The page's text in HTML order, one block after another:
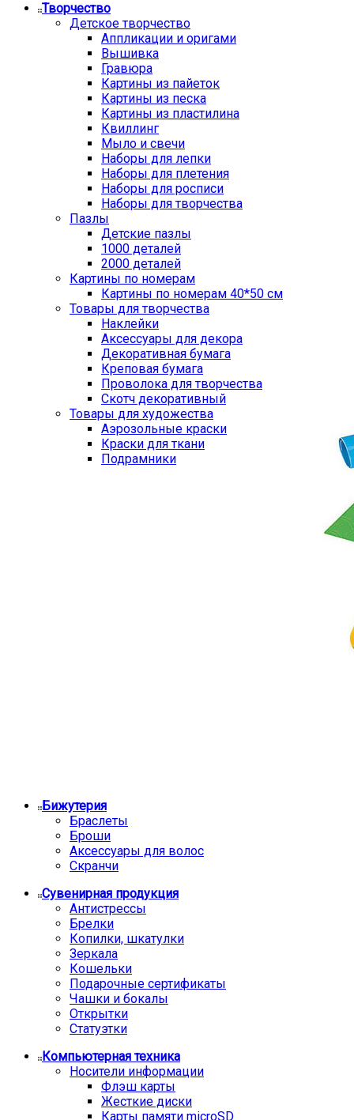
Творчество
Детское творчество
Аппликации и оригами
Вышивка
Гравюра
Картины из пайеток
Картины из песка
Картины из пластилина
Квиллинг
Мыло и свечи
Наборы для лепки
Наборы для плетения
Наборы для росписи
Наборы для творчества
Пазлы
Детские пазлы
1000 деталей
2000 деталей
Картины по номерам
Картины по номерам 40*50 см
Товары для творчества
Наклейки
Аксессуары для декора
Декоративная бумага
Креповая бумага
Проволока для творчества
Скотч декоративный
Товары для художества
Аэрозольные краски
Краски для ткани
Подрамники
Бижутерия
Браслеты
Броши
Аксессуары для волос
Скранчи
Сувенирная продукция
Антистрессы
Брелки
Копилки, шкатулки
Зеркала
Кошельки
Подарочные сертификаты
Чашки и бокалы
Открытки
Статуэтки
Компьютерная техника
Носители информации
Флэш карты
Жесткие диски
Карты памяти microSD